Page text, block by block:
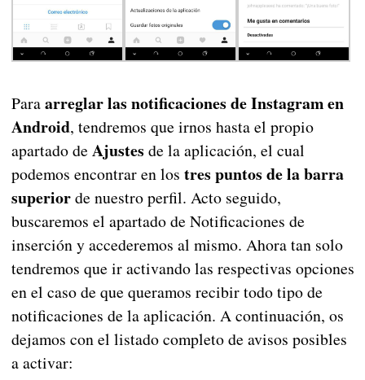
Paraarreglar las notificaciones de Instagram en
Android, tendremos que irnos hasta el propio
apartado de Ajustes de la aplicación, el cual
podemos encontrar en los tres puntos de la barra
superiorde nuestro perfil. Acto seguido,
buscaremos el apartado de Notificaciones de
inserción y accederemos al mismo. Ahora tan solo
tendremos que ir activando las respectivas opciones
en el caso de que queramos recibir todo tipo de
notificaciones de la aplicación. A continuación, os
dejamos con el listado completo de avisos posibles
a activar: